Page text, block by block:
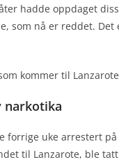
hadde oppdaget
som nå er reddet.
kommer til
narkotika
uke arrestert
til Lanzarote, ble